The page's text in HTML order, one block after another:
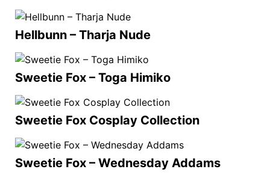
Hellbunn – Tharja Nude
Sweetie Fox – Toga Himiko
Sweetie Fox Cosplay Collection
Sweetie Fox – Wednesday Addams